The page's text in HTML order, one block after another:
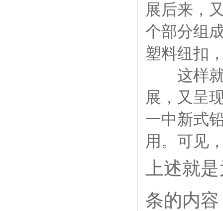
展后来，
个部分组
塑料纽扣
这样就
展，又呈
一中新式
用。可见
上述就
条的内